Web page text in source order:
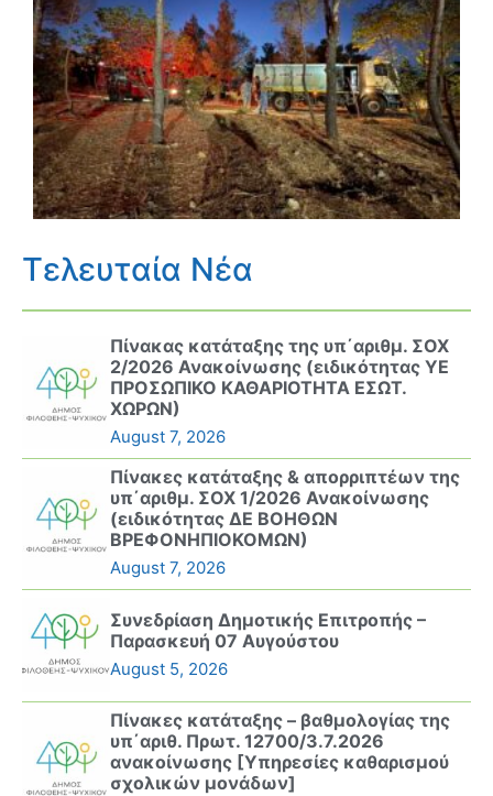
Τελευταία Νέα
Πίνακας κατάταξης της υπ΄αριθμ. ΣΟΧ
2/2026 Ανακοίνωσης (ειδικότητας ΥΕ
ΠΡΟΣΩΠΙΚΟ ΚΑΘΑΡΙΟΤΗΤΑ ΕΣΩΤ.
ΧΩΡΩΝ)
August 7, 2026
Πίνακες κατάταξης & απορριπτέων της
υπ΄αριθμ. ΣΟΧ 1/2026 Ανακοίνωσης
(ειδικότητας ΔΕ ΒΟΗΘΩΝ
ΒΡΕΦΟΝΗΠΙΟΚΟΜΩΝ)
August 7, 2026
Συνεδρίαση Δημοτικής Επιτροπής –
Παρασκευή 07 Αυγούστου
August 5, 2026
Πίνακες κατάταξης – βαθμολογίας της
υπ΄αριθ. Πρωτ. 12700/3.7.2026
ανακοίνωσης [Υπηρεσίες καθαρισμού
σχολικών μονάδων]